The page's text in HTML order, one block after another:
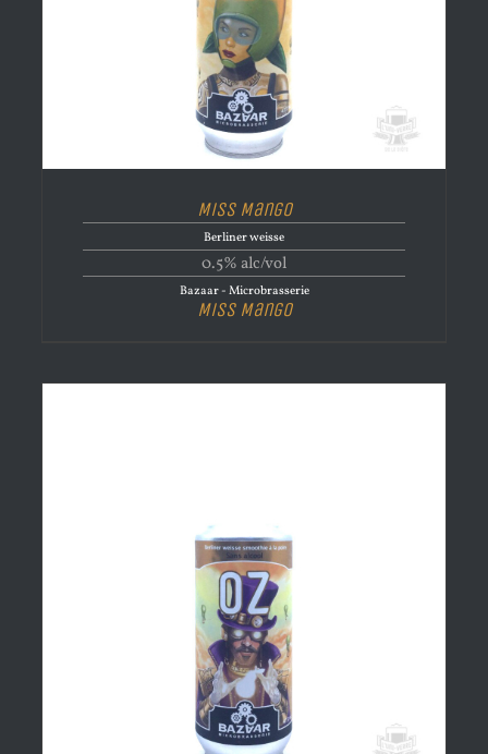
Miss Mango
Berliner weisse
0.5% alc/vol
Bazaar - Microbrasserie
Miss Mango